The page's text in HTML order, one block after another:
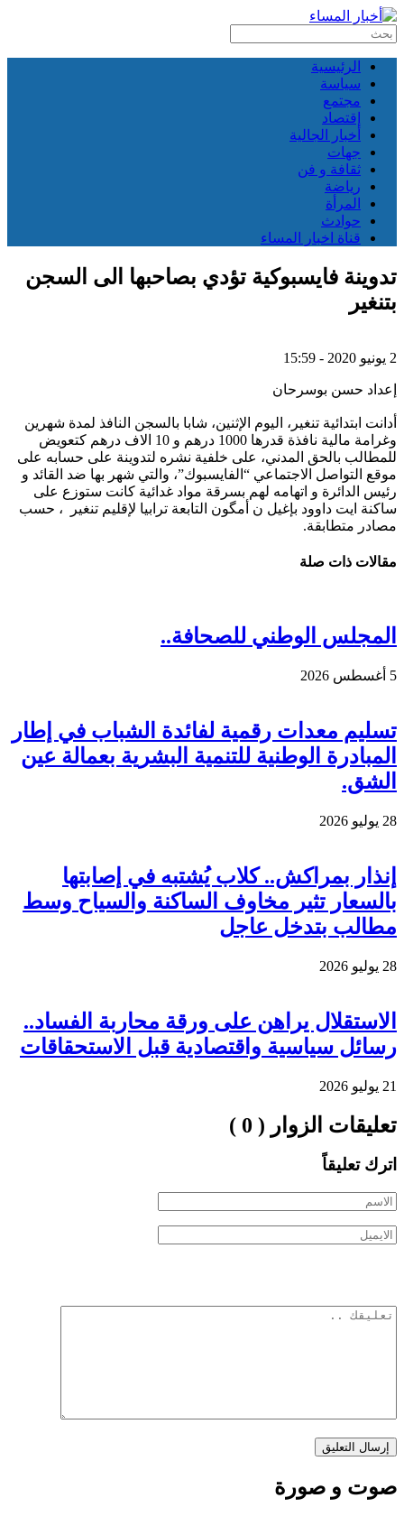
الرئيسية
سياسة
مجتمع
إقتصاد
أخبار الجالية
جهات
ثقافة و فن
رياضة
المرأة
حوادث
قناة اخبار المساء
تدوينة فايسبوكية تؤدي بصاحبها الى السجن
بتنغير
2 يونيو 2020 - 15:59
إعداد حسن بوسرحان
أدانت ابتدائية تنغير، اليوم الإثنين، شابا بالسجن النافذ لمدة شهرين
وغرامة مالية نافذة قدرها 1000 درهم و 10 الاف درهم كتعويض
للمطالب بالحق المدني، على خلفية نشره لتدوينة على حسابه على
موقع التواصل الاجتماعي “الفايسبوك”، والتي شهر بها ضد القائد و
رئيس الدائرة و اتهامه لهم بسرقة مواد غدائية كانت ستوزع على
ساكنة ايت داوود بإغيل ن أمگون التابعة ترابيا لإقليم تنغير ، حسب
مصادر متطابقة.
مقالات ذات صلة
المجلس الوطني للصحافة..
5 أغسطس 2026
تسليم معدات رقمية لفائدة الشباب في إطار
المبادرة الوطنية للتنمية البشرية بعمالة عين
الشق.
28 يوليو 2026
إنذار بمراكش.. كلاب يُشتبه في إصابتها
بالسعار تثير مخاوف الساكنة والسياح وسط
مطالب بتدخل عاجل
28 يوليو 2026
الاستقلال يراهن على ورقة محاربة الفساد..
رسائل سياسية واقتصادية قبل الاستحقاقات
21 يوليو 2026
تعليقات الزوار ( 0 )
اترك تعليقاً
صوت و صورة